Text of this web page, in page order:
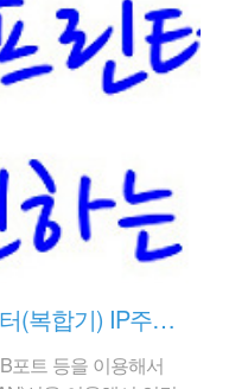
도 있다) 사무실이
않고, 복사기로도 충
터로도 많이 활용한
에서 복사기(복합기)
과 거의 같기 때문에
[프린터IP] IP 네트워크 프린터(복합기) IP주소 확인하는 방법
포트 등을 이용해서